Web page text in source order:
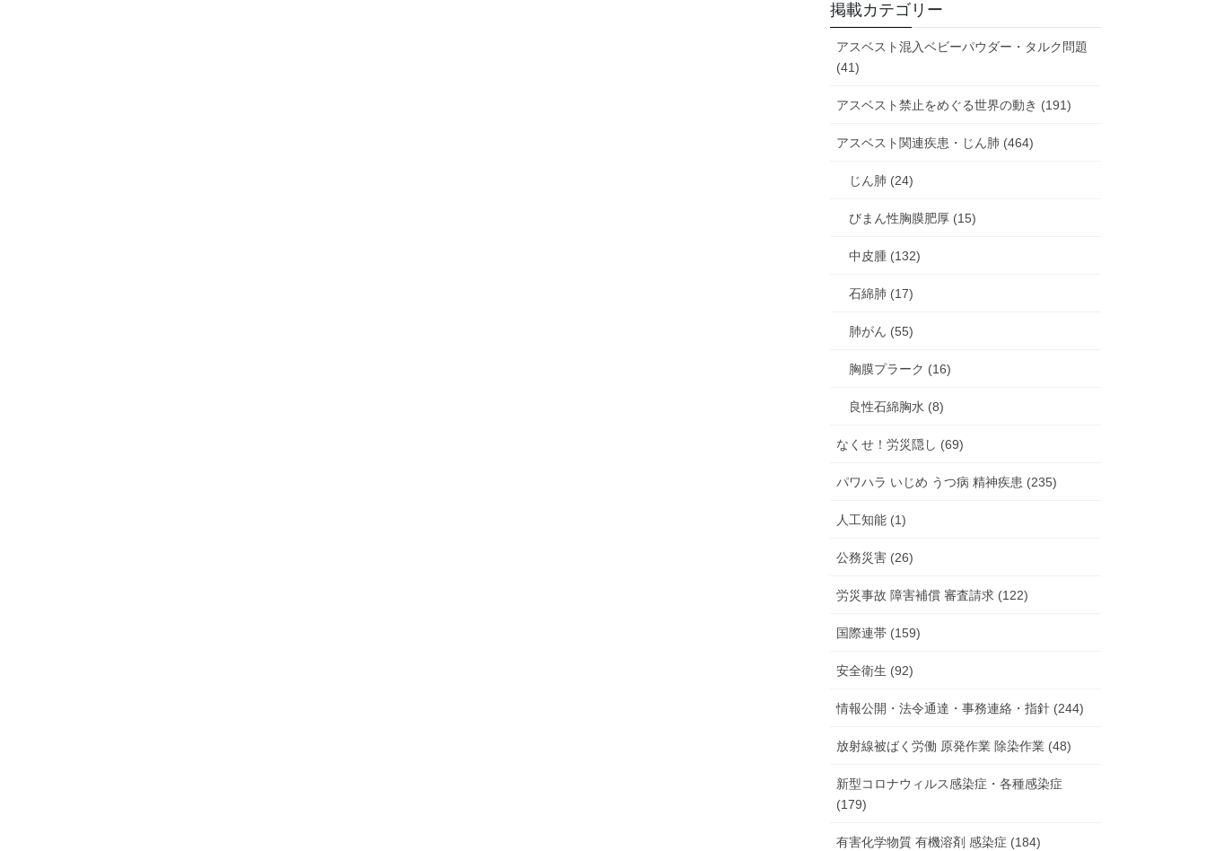
掲載カテゴリー
アスベスト混入ベビーパウダー・タルク問題
(41)
アスベスト禁止をめぐる世界の動き (191)
アスベスト関連疾患・じん肺 (464)
じん肺 (24)
びまん性胸膜肥厚 (15)
中皮腫 (132)
石綿肺 (17)
肺がん (55)
胸膜プラーク (16)
良性石綿胸水 (8)
なくせ！労災隠し (69)
パワハラ いじめ うつ病 精神疾患 (235)
人工知能 (1)
公務災害 (26)
労災事故 障害補償 審査請求 (122)
国際連帯 (159)
安全衛生 (92)
情報公開・法令通達・事務連絡・指針 (244)
放射線被ばく労働 原発作業 除染作業 (48)
新型コロナウィルス感染症・各種感染症
(179)
有害化学物質 有機溶剤 感染症 (184)